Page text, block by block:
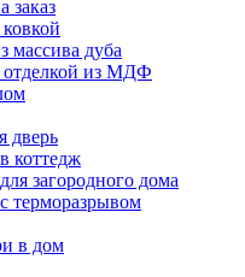
заказ
массива дуба
отделкой из МДФ
дверь
коттедж
загородного дома
терморазрывом
в дом